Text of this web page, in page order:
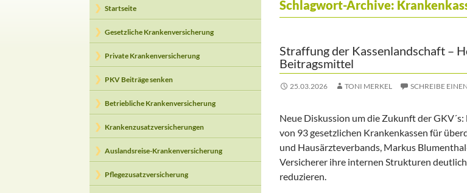
Schlagwort-Archive:
Straffung der Kassenlandschaft –
Beitragsmittel
25.03.2026 TONI MERKEL SCHREIBE
Neue Diskussion um die Zukunft der
von 93 gesetzlichen Krankenkassen für
und Hausärzteverbands, Markus
Versicherer ihre internen Strukturen
reduzieren.
Startseite
Gesetzliche Krankenversicherung
Private Krankenversicherung
PKV Beiträge senken
Betriebliche Krankenversicherung
Krankenzusatzversicherungen
Auslandsreise-Krankenversicherung
Pflegezusatzversicherung